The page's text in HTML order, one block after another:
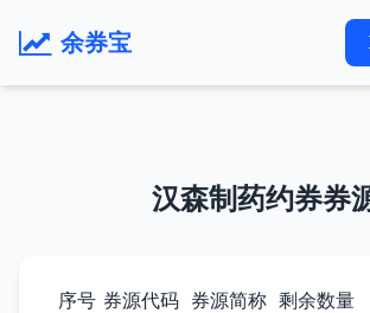
余券宝
汉森制药约券券
序号 券源代码 券源简称 剩余数量